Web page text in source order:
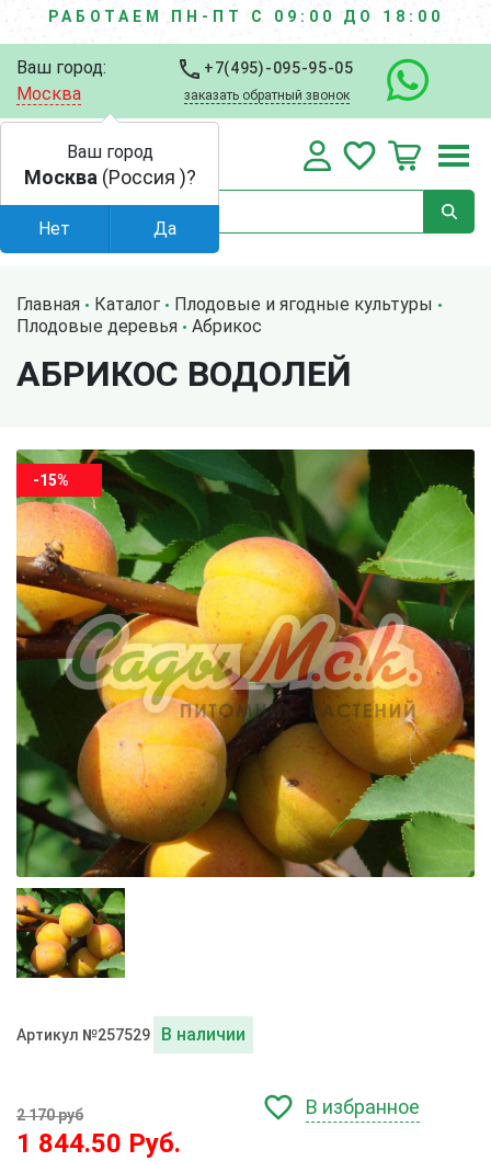
РАБОТАЕМ ПН-ПТ С 09:00 ДО 18:00
Ваш город:
Москва
+7(495)-095-95-05
заказать обратный звонок
Главная Каталог
Плодовые и ягодные культуры
Плодовые деревья
Абрикос
АБРИКОС ВОДОЛЕЙ
-15%
Артикул №257529 В наличии
2 170 руб
1 844.50 Руб.
В избранное
Ваш город
Москва (Россия )?
Нет Да